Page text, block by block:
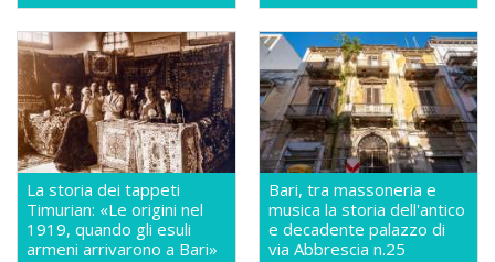
La storia dei tappeti
Timurian: «Le origini nel
1919, quando gli esuli
armeni arrivarono a Bari»
Bari, tra massoneria e
musica la storia dell'antico
e decadente palazzo di
via Abbrescia n.25